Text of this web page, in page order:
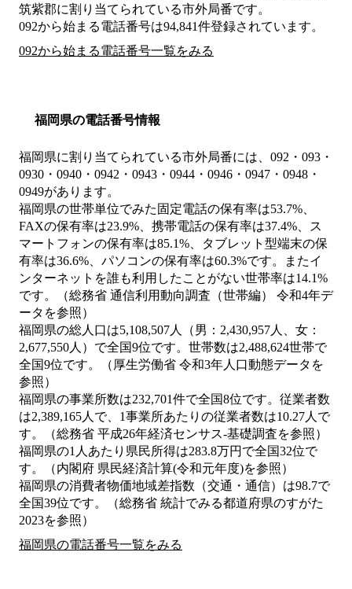
筑紫郡に割り当てられている市外局番です。
092から始まる電話番号は94,841件登録されています。
092から始まる電話番号一覧をみる
福岡県の電話番号情報
福岡県に割り当てられている市外局番には、092・093・
0930・0940・0942・0943・0944・0946・0947・0948・
0949があります。
福岡県の世帯単位でみた固定電話の保有率は53.7%、
FAXの保有率は23.9%、携帯電話の保有率は37.4%、ス
マートフォンの保有率は85.1%、タブレット型端末の保
有率は36.6%、パソコンの保有率は60.3%です。またイ
ンターネットを誰も利用したことがない世帯率は14.1%
です。（総務省 通信利用動向調査（世帯編） 令和4年デ
ータを参照）
福岡県の総人口は5,108,507人（男：2,430,957人、女：
2,677,550人）で全国9位です。世帯数は2,488,624世帯で
全国9位です。（厚生労働省 令和3年人口動態データを
参照）
福岡県の事業所数は232,701件で全国8位です。従業者数
は2,389,165人で、1事業所あたりの従業者数は10.27人で
す。（総務省 平成26年経済センサス‐基礎調査を参照）
福岡県の1人あたり県民所得は283.8万円で全国32位で
す。（内閣府 県民経済計算(令和元年度)を参照）
福岡県の消費者物価地域差指数（交通・通信）は98.7で
全国39位です。（総務省 統計でみる都道府県のすがた
2023を参照）
福岡県の電話番号一覧をみる